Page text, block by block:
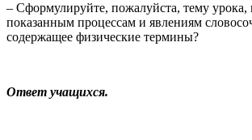
– Сформулируйте, пожалуйста, тему урока,
показанным процессам и явлениям
содержащее физические термины?
Ответ учащихся.